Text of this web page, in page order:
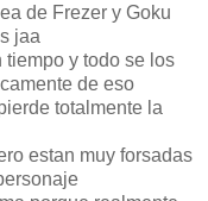
de Frezer y Goku
jaa
y todo se los
de eso
totalmente la
estan muy forsadas